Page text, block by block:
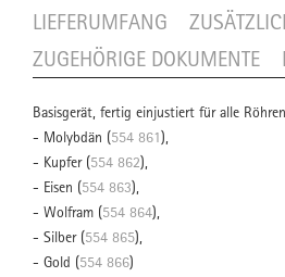
LIEFERUMFANG
ZUGEHÖRIGE DOKUMENTE
Basisgerät, fertig einjustiert für alle
- Molybdän (554 861),
- Kupfer (554 862),
- Eisen (554 863),
- Wolfram (554 864),
- Silber (554 865),
- Gold (554 866)